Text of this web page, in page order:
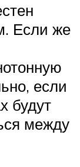
Если же
если
будут
между